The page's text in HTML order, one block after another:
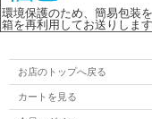
環境保護のため、簡易包装
箱を再利用してお送りします
お店のトップへ戻る
カートを見る